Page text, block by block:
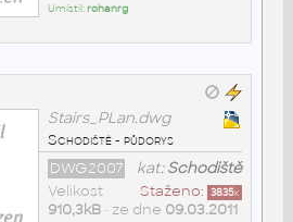
Umístil:rohanrg
Stairs_PLan.dwg
Schodiště - půdorys
kat:Schodiště
DWG2007
Staženo: 3835x
Velikost
910,3kB• ze dne 09.03.2011